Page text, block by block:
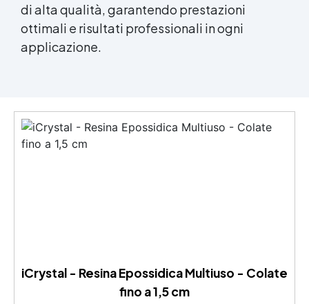
di alta qualità, garantendo prestazioni
ottimali e risultati professionali in ogni
applicazione.
iCrystal - Resina Epossidica Multiuso - Colate
fino a 1,5 cm